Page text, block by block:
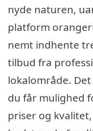
nyde naturen,
platform
nemt indhente
tilbud fra
lokalområde.
du får mulighed
priser og